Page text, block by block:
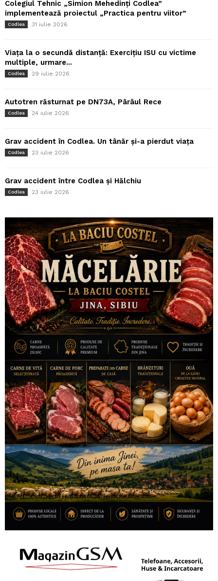
Colegiul Tehnic „Simion Mehedinți Codlea”
implementează proiectul „Practica pentru viitor”
Codlea 31 iulie 2026
Viața la o secundă distanță: Exercițiu ISU cu victime
multiple, urmare...
Codlea 29 iulie 2026
Autotren răsturnat pe DN73A, Pârâul Rece
Codlea 24 iulie 2026
Grav accident în Codlea. Un tânăr și-a pierdut viața
Codlea 23 iulie 2026
Grav accident între Codlea și Hălchiu
Codlea 23 iulie 2026